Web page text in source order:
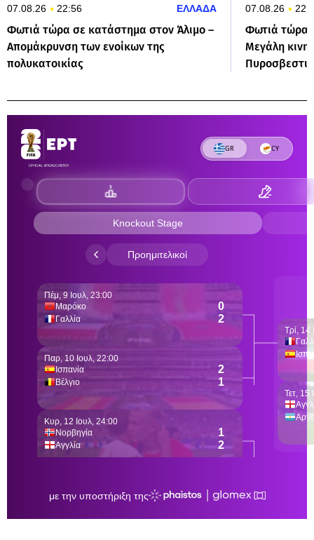
07.08.26 22:56 ΕΛΛΑΔΑ
Φωτιά τώρα σε κατάστημα στον Άλιμο –
Απομάκρυνση των ενοίκων της
πολυκατοικίας
07.08.26
Φωτιά τώρα
Μεγάλη